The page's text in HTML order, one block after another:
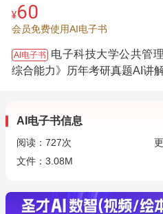
¥60
会员免费使用AI电子书
AI电子书 电子科技大学公共管
综合能力》历年考研真题AI讲
AI电子书信息
阅读： 727次
文件：3.08M